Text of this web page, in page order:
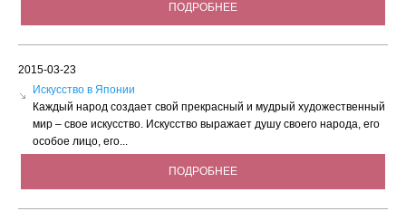
ПОДРОБНЕЕ
2015-03-23
Искусство в Японии
Каждый народ создает свой прекрасный и мудрый художественный
мир – свое искусство. Искусство выражает душу своего народа, его
особое лицо, его...
ПОДРОБНЕЕ